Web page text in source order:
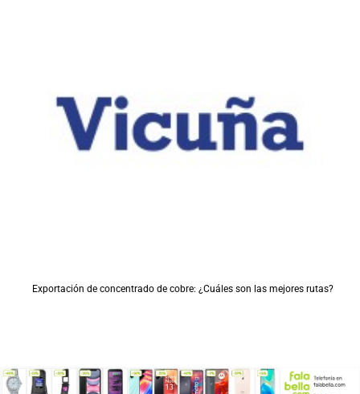
Exportación de concentrado de cobre: ¿Cuáles son las mejores rutas?